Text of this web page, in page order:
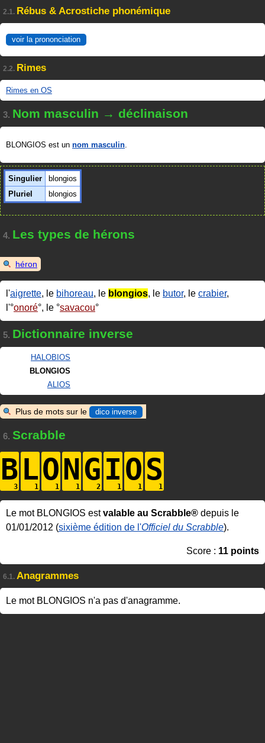
2.1. Rébus & Acrostiche phonémique
voir la prononciation
2.2. Rimes
Rimes en OS
3. Nom masculin → déclinaison
BLONGIOS est un nom masculin.
Singulier
blongios
Pluriel
blongios
4. Les types de hérons
héron
l'aigrette, le bihoreau, le blongios, le butor, le crabier,
l' onoré , le savacou
5. Dictionnaire inverse
HALOBIOS
BLONGIOS
ALIOS
Plus de mots sur le dico inverse
6. Scrabble
BLONGIOS
Le mot BLONGIOS estvalable au Scrabble® depuis le
01/01/2012 (sixième édition de l'Officiel du Scrabble).
Score : 11 points
6.1. Anagrammes
Le mot BLONGIOS n'a pas d'anagramme.